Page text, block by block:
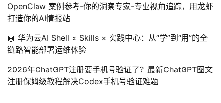
OpenClaw 案例参考-你的洞察专家-专业视角追踪，用龙虾
打造你的AI情报站
🤖 华为云AI Shell × Skills × 实践中心：从“学”到“用”的全
链路智能部署运维体验
2026年ChatGPT注册要手机号验证了？最新ChatGPT图文
注册保姆级教程解决Codex手机号验证难题